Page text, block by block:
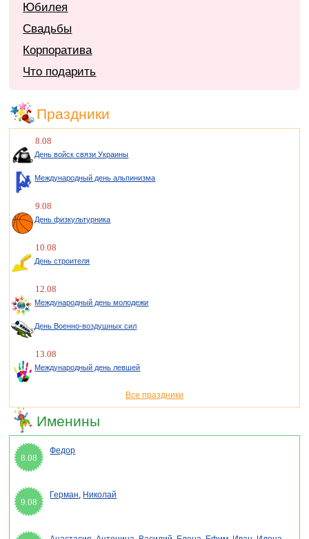
Юбилея
Свадьбы
Корпоратива
Что подарить
Праздники
8.08
День войск связи Украины
Международный день альпинизма
9.08
День физкультурника
10.08
День строителя
12.08
Международный день молодежи
День Военно-воздушных сил
13.08
Международный день левшей
Все праздники
Именины
8.08
Федор
9.08
Герман, Николай